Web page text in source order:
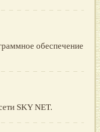
обеспечение
SKY NET.